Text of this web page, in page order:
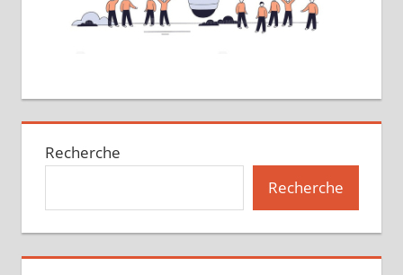
Recherche
Recherche